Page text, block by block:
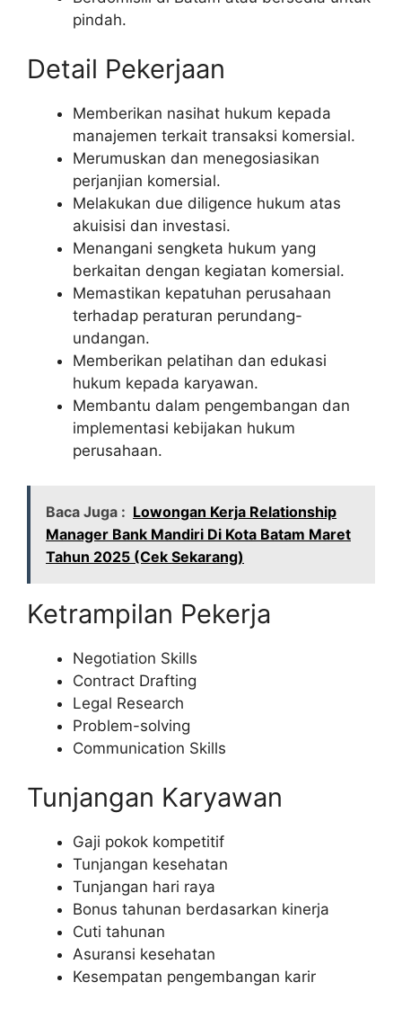
pindah.
Detail Pekerjaan
Memberikan nasihat hukum kepada
manajemen terkait transaksi komersial.
Merumuskan dan menegosiasikan
perjanjian komersial.
Melakukan due diligence hukum atas
akuisisi dan investasi.
Menangani sengketa hukum yang
berkaitan dengan kegiatan komersial.
Memastikan kepatuhan perusahaan
terhadap peraturan perundang-
undangan.
Memberikan pelatihan dan edukasi
hukum kepada karyawan.
Membantu dalam pengembangan dan
implementasi kebijakan hukum
perusahaan.
Baca Juga : Lowongan Kerja Relationship
Manager Bank Mandiri Di Kota Batam Maret
Tahun 2025 (Cek Sekarang)
Ketrampilan Pekerja
Negotiation Skills
Contract Drafting
Legal Research
Problem-solving
Communication Skills
Tunjangan Karyawan
Gaji pokok kompetitif
Tunjangan kesehatan
Tunjangan hari raya
Bonus tahunan berdasarkan kinerja
Cuti tahunan
Asuransi kesehatan
Kesempatan pengembangan karir